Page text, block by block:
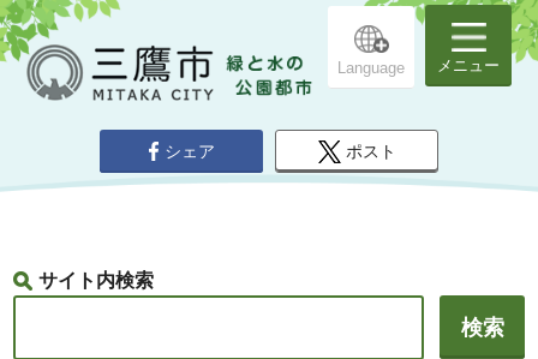
Language メニュー
シェア ポスト
サイト内検索